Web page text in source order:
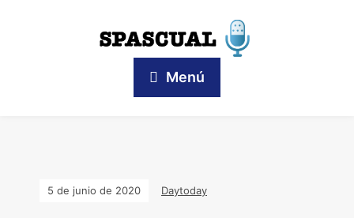
Menú
5 de junio de 2020 Daytoday